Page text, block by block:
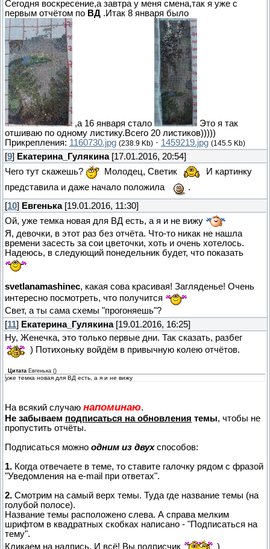
Сегодня воскресение,а завтра у меня смена,так я уже с
первым отчётом по ВД .Итак 8 января было
,а 16 января стало
Это я так
отшиваю по одному листику.Всего 20 листиков)))))
Прикрепления: 1160730.jpg (238.9 Kb) · 1459219.jpg (145.5 Kb)
[9] Екатерина_Гулякина[17.01.2016, 20:54]
Чего тут скажешь?
Молодец, Светик
И картинку
представила и даже начало положила
.
[10] Евгенька[19.01.2016, 11:30]
Ой, уже темка новая для ВД есть, а я и не вижу
Я, девочки, в этот раз без отчёта. Что-то никак не нашла
времени засесть за сои цветочки, хоть и очень хотелось.
Надеюсь, в следующий понедельник будет, что показать
svetlanamashinec, какая сова красивая! Загляденье! Очень
интересно посмотреть, что получится
Свет, а ты сама схемы "прогоняешь"?
[11] Екатерина_Гулякина[19.01.2016, 16:25]
Ну, Женечка, это только первые дни. Так сказать, разбег
) Потихоньку войдём в привычную колею отчётов.
Цитата Евгенька ()
уже темка новая для ВД есть, а я и не вижу
На всякий случаю напоминаю.
Не забываем подписаться на обновления темы, чтобы не
пропустить отчёты.
Подписаться можно одним из двухспособов:
1. Когда отвечаете в теме, то ставите галочку рядом с фразой
"Уведомления на e-mail при ответах".
2. Смотрим на самый верх темы. Туда где название темы (на
голубой полосе).
Название темы расположено слева. А справа мелким
шрифтом в квадратных скобках написано - "Подписаться на
тему".
Кликаем на надпись. И всё! Вы подписчик
)